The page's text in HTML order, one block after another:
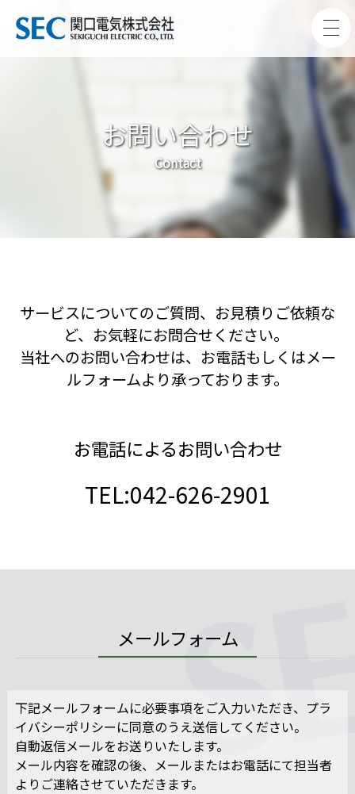
お問い合わせ
Contact
サービスについてのご質問、お見積りご依頼な
ど、お気軽にお問合せください。
当社へのお問い合わせは、お電話もしくはメー
ルフォームより承っております。
お電話によるお問い合わせ
TEL:042-626-2901
メールフォーム
下記メールフォームに必要事項をご入力いただき、プラ
イバシーポリシーに同意のうえ送信してください。
自動返信メールをお送りいたします。
メール内容を確認の後、メールまたはお電話にて担当者
よりご連絡させていただきます。